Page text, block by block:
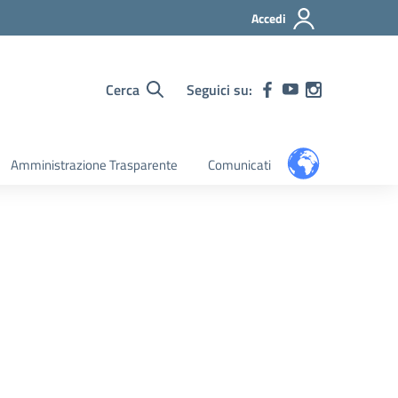
Accedi
Cerca Seguici su:
Amministrazione Trasparente Comunicati